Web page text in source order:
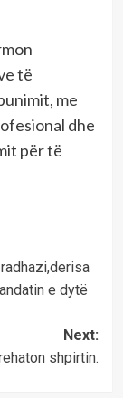
të
me
dhe
për të
e dytë
Next:
shpirtin.